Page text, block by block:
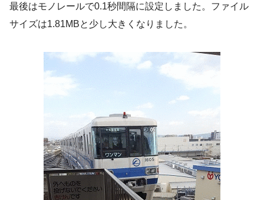
最後はモノレールで0.1秒間隔に設定しました。ファイル
サイズは1.81MBと少し大きくなりました。